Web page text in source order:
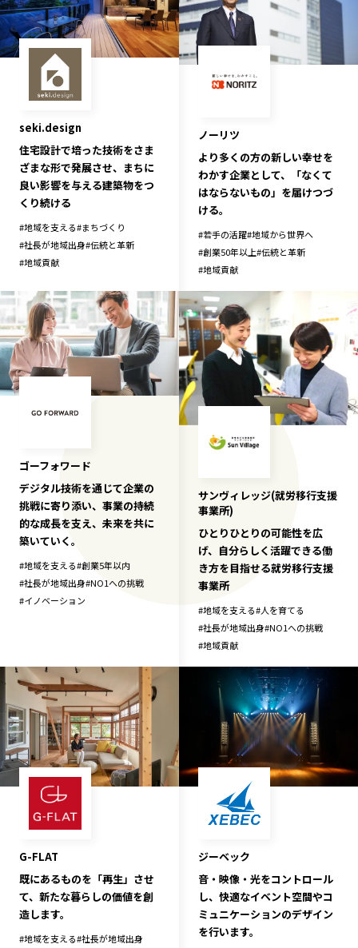
seki.design
住宅設計で培った技術をさま
ざまな形で発展させ、まちに
良い影響を与える建築物をつ
くり続ける
#地域を支える#まちづくり
#社長が地域出身#伝統と革新
#地域貢献
ノーリツ
より多くの方の新しい幸せを
わかす企業として、「なくて
はならないもの」を届けつづ
ける。
#若手の活躍#地域から世界へ
#創業50年以上#伝統と革新
#地域貢献
ゴーフォワード
デジタル技術を通じて企業の
挑戦に寄り添い、事業の持続
的な成長を支え、未来を共に
築いていく。
#地域を支える#創業5年以内
#社長が地域出身#NO1への挑戦
#イノベーション
サンヴィレッジ(就労移行支援
事業所)
ひとりひとりの可能性を広
げ、自分らしく活躍できる働
き方を目指せる就労移行支援
事業所
#地域を支える#人を育てる
#社長が地域出身#NO1への挑戦
#地域貢献
G-FLAT
既にあるものを「再生」させ
て、新たな暮らしの価値を創
造します。
#地域を支える#社長が地域出身
ジーベック
音・映像・光をコントロール
し、快適なイベント空間やコ
ミュニケーションのデザイン
を行います。